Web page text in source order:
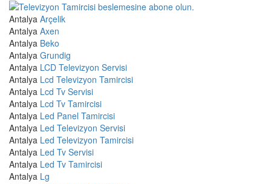
Antalya Arçelik
Antalya Axen
Antalya Beko
Antalya Grundig
Antalya LCD Televizyon Servisi
Antalya Lcd Televizyon Tamircisi
Antalya Lcd Tv Servisi
Antalya Lcd Tv Tamircisi
Antalya Led Panel Tamircisi
Antalya Led Televizyon Servisi
Antalya Led Televizyon Tamircisi
Antalya Led Tv Servisi
Antalya Led Tv Tamircisi
Antalya Lg